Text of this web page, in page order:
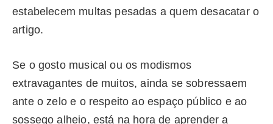
estabelecem multas pesadas a quem desacatar o
artigo.
Se o gosto musical ou os modismos
extravagantes de muitos, ainda se sobressaem
ante o zelo e o respeito ao espaço público e ao
sossego alheio, está na hora de aprender a